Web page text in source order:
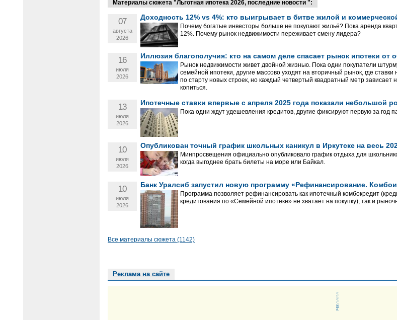
Материалы сюжета "Льготная ипотека 2026, последние новости ":
07
августа
2026
Доходность 12% vs 4%: кто выигрывает в битве жилой и
Почему богатые инвесторы больше не покупают жильё? Пока аренда
12%. Почему рынок недвижимости переживает смену лидера?
16
июля
2026
Иллюзия благополучия: кто на самом деле спасает рынок ипотеки от
Рынок недвижимости живет двойной жизнью. Пока одни покупатели
семейной ипотеки, другие массово уходят на вторичный рынок, где
по старту новых строек, но каждый четвертый квадратный метр зависает
копиться.
13
июля
2026
Ипотечные ставки впервые с апреля 2025 года показали небольшой
Пока одни ждут удешевления кредитов, другие фиксируют первую за год
10
июля
2026
Опубликован точный график школьных каникул в Иркутске на весь
Минпросвещения официально опубликовало график отдыха для
когда выгоднее брать билеты на море или Байкал.
10
июля
2026
Банк Уралсиб запустил новую программу «Рефинансирование.
Программа позволяет рефинансировать как ипотечный комбокредит
кредитования по «Семейной ипотеке» не хватает на покупку), так и
Все материалы сюжета (1142)
Реклама на сайте